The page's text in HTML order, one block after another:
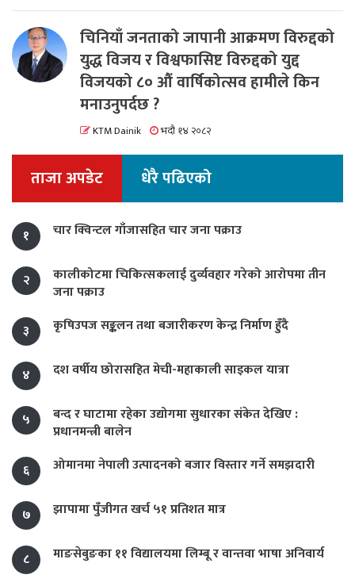
चिनियाँ जनताको जापानी आक्रमण विरुद्दको
युद्ध विजय र विश्वफासिष्ट विरुद्दको युद्द
विजयको ८० औं वार्षिकोत्सव हामीले किन
मनाउनुपर्दछ ?
KTM Dainik भदौ १४ २०८२
ताजा अपडेट धेरै पढिएको
१ चार क्विन्टल गाँजासहित चार जना पक्राउ
२
कालीकोटमा चिकित्सकलाई दुर्व्यवहार गरेको आरोपमा तीन
जना पक्राउ
३
कृषिउपज सङ्कलन तथा बजारीकरण केन्द्र निर्माण हुँदै
४ दश वर्षीय छोरासहित मेची-महाकाली साइकल यात्रा
५
बन्द र घाटामा रहेका उद्योगमा सुधारका संकेत देखिए :
प्रधानमन्त्री बालेन
६
ओमानमा नेपाली उत्पादनको बजार विस्तार गर्ने समझदारी
७ झापामा पुँजीगत खर्च ५१ प्रतिशत मात्र
८ माङसेबुङका ११ विद्यालयमा लिम्बू र वान्तवा भाषा अनिवार्य